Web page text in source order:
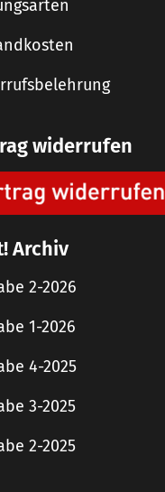
widerrufen
Archiv
2-2026
1-2026
4-2025
3-2025
2-2025